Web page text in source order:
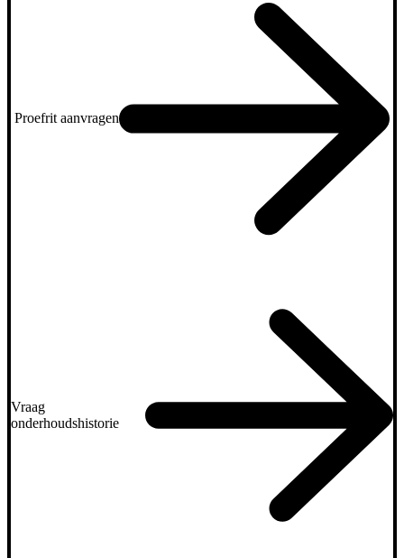
Proefrit aanvragen
Vraag
onderhoudshistorie